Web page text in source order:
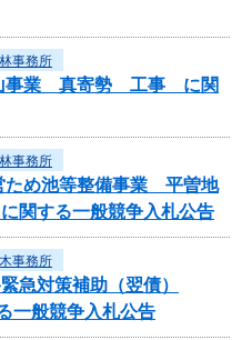
事務所
山事業 真寄勢 工事 に関
事務所
ため池等整備事業 平曽地
関する一般競争入札公告
事務所
急対策補助（翌債）
一般競争入札公告